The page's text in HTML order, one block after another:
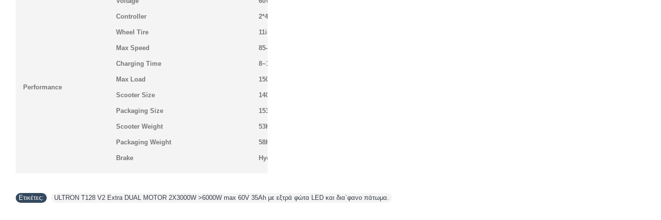
Performance
Controller 2*45A
Wheel Tire 11inch Inner Tire
Max Speed 85-90 KM/h
Charging Time 8~12h
Max Load 150KG
Scooter Size 140(L)*62(W)*128(H)cm
Packaging Size 153.5(L)*34(W)*64(H)cm
Scooter Weight 53KG
Packaging Weight 58KG
Brake Hydraulic brake
Ετικέτες: ULTRON T128 V2 Extra DUAL MOTOR 2X3000W >6000W max 60V 35Ah με εξτρά φώτα LED και δια΄φανο πάτωμα.